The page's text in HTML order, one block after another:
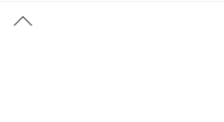
Back